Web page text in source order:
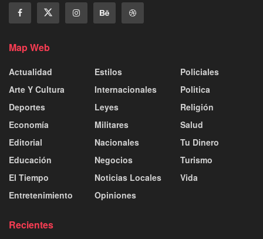
Map Web
Actualidad
Arte Y Cultura
Deportes
Economía
Editorial
Educación
El Tiempo
Entretenimiento
Estilos
Internacionales
Leyes
Militares
Nacionales
Negocios
Noticias Locales
Opiniones
Policiales
Politica
Religión
Salud
Tu Dinero
Turismo
Vida
Recientes